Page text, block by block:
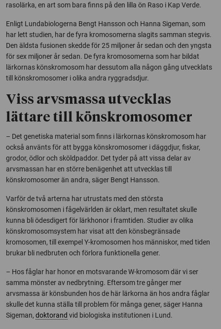
rasolärka, en art som bara finns på den lilla ön Raso i Kap Verde.
Enligt Lundabiologerna Bengt Hansson och Hanna Sigeman, som
har lett studien, har de fyra kromosomerna slagits samman stegvis.
Den äldsta fusionen skedde för 25 miljoner år sedan och den yngsta
för sex miljoner år sedan. De fyra kromosomerna som har bildat
lärkornas könskromosom har dessutom alla någon gång utvecklats
till könskromosomer i olika andra ryggradsdjur.
Viss arvsmassa utvecklas
lättare till könskromosomer
– Det genetiska material som finns i lärkornas könskromosom har
också använts för att bygga könskromosomer i däggdjur, fiskar,
grodor, ödlor och sköldpaddor. Det tyder på att vissa delar av
arvsmassan har en större benägenhet att utvecklas till
könskromosomer än andra, säger Bengt Hansson.
Varför de två arterna har utrustats med den största
könskromosomen i fågelvärlden är oklart, men resultatet skulle
kunna bli ödesdigert för lärkhonor i framtiden. Studier av olika
könskromosomsystem har visat att den könsbegränsade
kromosomen, till exempel Y-kromosomen hos människor, med tiden
brukar bli nedbruten och förlora funktionella gener.
– Hos fåglar har honor en motsvarande W-kromosom där vi ser
samma mönster av nedbrytning. Eftersom tre gånger mer
arvsmassa är könsbunden hos de här lärkorna än hos andra fåglar
skulle det kunna ställa till problem för många gener, säger Hanna
Sigeman, doktorand vid biologiska institutionen i Lund.